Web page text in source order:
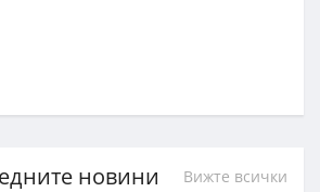
новини Вижте всички